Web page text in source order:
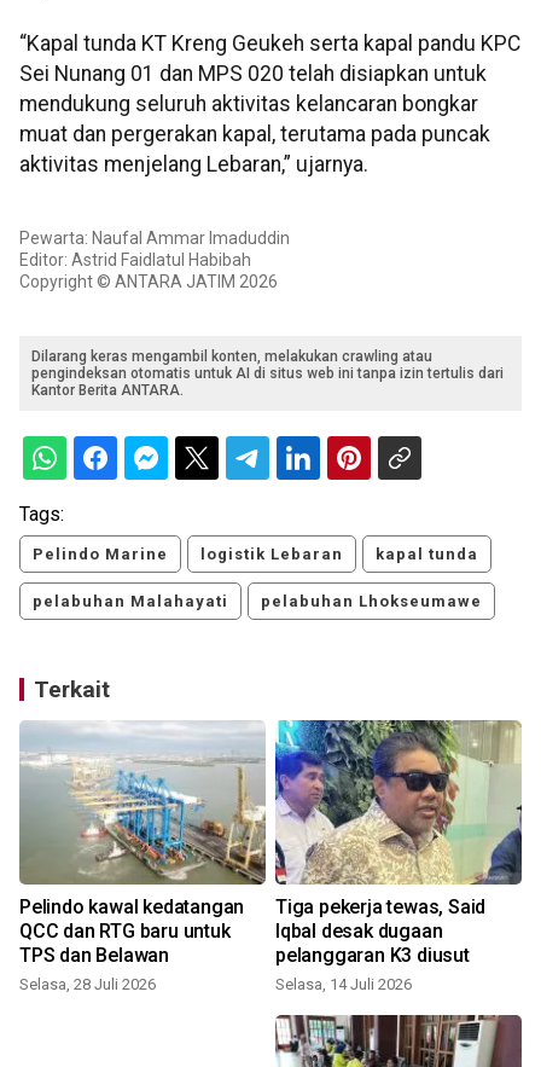
“Kapal tunda KT Kreng Geukeh serta kapal pandu KPC
Sei Nunang 01 dan MPS 020 telah disiapkan untuk
mendukung seluruh aktivitas kelancaran bongkar
muat dan pergerakan kapal, terutama pada puncak
aktivitas menjelang Lebaran,” ujarnya.
Pewarta: Naufal Ammar Imaduddin
Editor: Astrid Faidlatul Habibah
Copyright © ANTARA JATIM 2026
Dilarang keras mengambil konten, melakukan crawling atau
pengindeksan otomatis untuk AI di situs web ini tanpa izin tertulis dari
Kantor Berita ANTARA.
Tags:
Pelindo Marine logistik Lebaran kapal tunda
pelabuhan Malahayati pelabuhan Lhokseumawe
Terkait
Pelindo kawal kedatangan
QCC dan RTG baru untuk
TPS dan Belawan
Selasa, 28 Juli 2026
Tiga pekerja tewas, Said
Iqbal desak dugaan
pelanggaran K3 diusut
Selasa, 14 Juli 2026